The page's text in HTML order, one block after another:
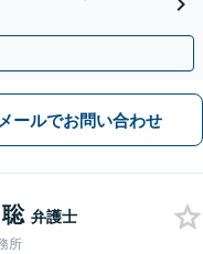
メールでお問い合わせ
弁護士
所